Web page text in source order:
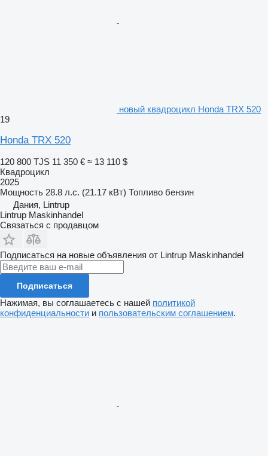
новый квадроцикл Honda TRX 520
19
Honda TRX 520
120 800 TJS 11 350 € ≈ 13 110 $
Квадроцикл
2025
Мощность 28.8 л.с. (21.17 кВт) Топливо бензин
Дания, Lintrup
Lintrup Maskinhandel
Связаться с продавцом
Подписаться на новые объявления от Lintrup Maskinhandel
Подписаться
Нажимая, вы соглашаетесь с нашей политикой
конфиденциальности и пользовательским соглашением.